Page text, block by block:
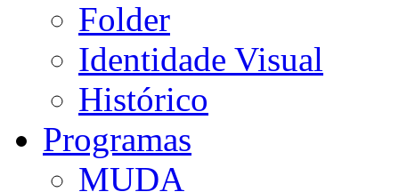
Folder
Identidade Visual
Histórico
Programas
MUDA